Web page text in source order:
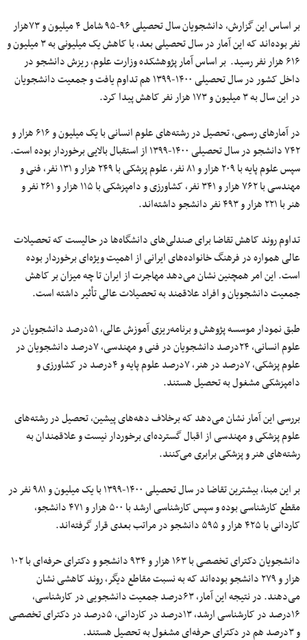
بر اساس این گزارش، دانشجویان سال تحصیلی ۹۶-۹۵ شامل ۴ میلیون و ۷۳هزار
نفر بوده‌اند که این آمار در سال تحصیلی بعد، با کاهش یک میلیونی به ۳ میلیون و
۶۱۶ هزار نفر رسید. بر اساس آمار پژوهشکده وزارت علوم، ریزش دانشجو در
داخل کشور در سال تحصیلی ۱۴۰۰-۱۳۹۹ هم تداوم یافت و جمعیت دانشجویان
در این سال به ۳ میلیون و ۱۷۳ هزار نفر کاهش پیدا کرد.
در آمارهای رسمی، تحصیل در رشته‌های علوم انسانی با یک میلیون و ۶۱۶ هزار و
۷۴۲ دانشجو در سال تحصیلی ۱۴۰۰-۱۳۹۹ از استقبال بالایی برخوردار بوده است.
سپس علوم پایه با ۲۰۹ هزار و ۸۱ نفر، علوم پزشکی با ۲۴۹ هزار و ۱۳۱ نفر، فنی و
مهندسی با ۷۶۲ هزار و ۳۴۱ نفر، کشاورزی و دامپزشکی با ۱۱۵ هزار و ۲۶۱ نفر و
هنر با ۲۲۱ هزار و ۴۹۳ نفر دانشجو داشته‌اند.
تداوم روند کاهش تقاضا برای صندلی‌های دانشگاه‌ها در حالیست که تحصیلات
عالی همواره در فرهنگ خانواده‌های ایرانی از اهمیت ویژه‌ای برخوردار بوده
است. این امر همچنین نشان می‌دهد مهاجرت از ایران تا چه میزان بر کاهش
جمعیت دانشجویان و افراد علاقمند به تحصیلات عالی تأثیر داشته است.
طبق نمودار موسسه پژوهش و برنامه‌ریزی آموزش عالی، ۵۱درصد دانشجویان در
علوم انسانی، ۲۴درصد دانشجویان در فنی و مهندسی، ۷درصد دانشجویان در
علوم پزشکی، ۷درصد در هنر، ۷درصد علوم پایه و ۴درصد در کشاورزی و
دامپزشکی مشغول به تحصیل هستند.
بررسی این آمار نشان می‌دهد که برخلاف دهه‌های پیشین، تحصیل در رشته‌های
علوم پزشکی و مهندسی از اقبال گسترده‌ای برخوردار نیست و علاقمندان به
رشته‌های هنر و پزشکی برابری می‌کنند.
بر این مبنا، بیشترین تقاضا در سال تحصیلی ۱۴۰۰-۱۳۹۹ با یک میلیون و ۹۸۱ نفر در
مقطع کارشناسی بوده و سپس کارشناسی ارشد با ۵۰۰ هزار و ۴۷۱ دانشجو،
کاردانی با ۴۲۵ هزار و ۵۹۵ دانشجو در مراتب بعدی قرار گرفته‌اند.
دانشجویان دکترای تخصصی با ۱۶۳ هزار و ۹۳۴ دانشجو و دکترای حرفه‌ای با ۱۰۲
هزار و ۲۷۹ دانشجو بوده‌اند که به نسبت مقاطع دیگر، روند کاهشی نشان
می‌دهند. در نتیجه این آمار، ۶۳درصد جمعیت دانشجویی در کارشناسی،
۱۶‌درصد در کارشناسی ارشد، ۱۳درصد در کاردانی، ۵درصد در دکترای تخصصی
و ۳درصد هم در دکترای حرفه‌ای مشغول به تحصیل هستند.